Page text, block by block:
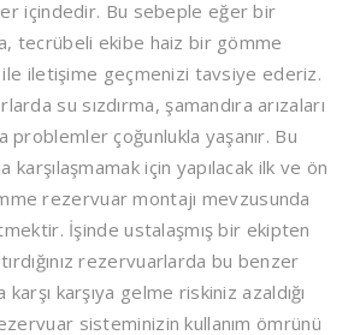
içindedir. Bu sebeple eğer bir
tecrübeli ekibe haiz bir gömme
iletişime geçmenizi tavsiye ederiz.
su sızdırma, şamandıra arızaları
problemler çoğunlukla yaşanır. Bu
karşılaşmamak için yapılacak ilk ve ön
rezervuar montajı mevzusunda
İşinde ustalaşmış bir ekipten
rezervuarlarda bu benzer
karşıya gelme riskiniz azaldığı
sisteminizin kullanım ömrünü